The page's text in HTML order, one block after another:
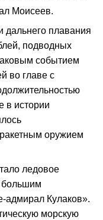
Моисеев.
плавания
подводных
событием
во главе с
в истории
оружием
ледовое
большим
адмирал Кулаков».
морскую